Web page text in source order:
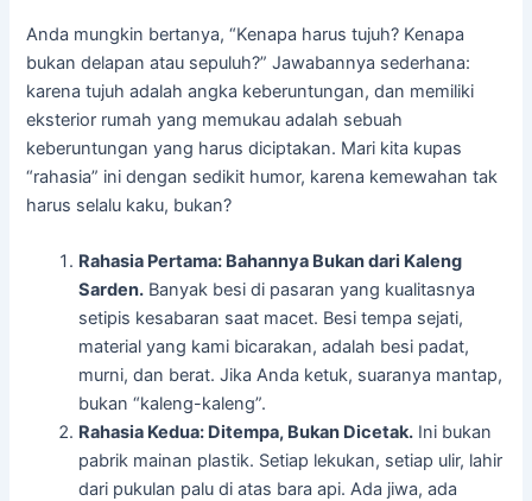
Anda mungkin bertanya, “Kenapa harus tujuh? Kenapa
bukan delapan atau sepuluh?” Jawabannya sederhana:
karena tujuh adalah angka keberuntungan, dan memiliki
eksterior rumah yang memukau adalah sebuah
keberuntungan yang harus diciptakan. Mari kita kupas
“rahasia” ini dengan sedikit humor, karena kemewahan tak
harus selalu kaku, bukan?
Rahasia Pertama: Bahannya Bukan dari Kaleng
Sarden. Banyak besi di pasaran yang kualitasnya
setipis kesabaran saat macet. Besi tempa sejati,
material yang kami bicarakan, adalah besi padat,
murni, dan berat. Jika Anda ketuk, suaranya mantap,
bukan “kaleng-kaleng”.
Rahasia Kedua: Ditempa, Bukan Dicetak. Ini bukan
pabrik mainan plastik. Setiap lekukan, setiap ulir, lahir
dari pukulan palu di atas bara api. Ada jiwa, ada